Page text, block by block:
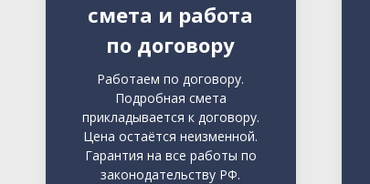
смета и работа
по договору
Работаем по договору.
Подробная смета
прикладывается к договору.
Цена остаётся неизменной.
Гарантия на все работы по
законодательству РФ.